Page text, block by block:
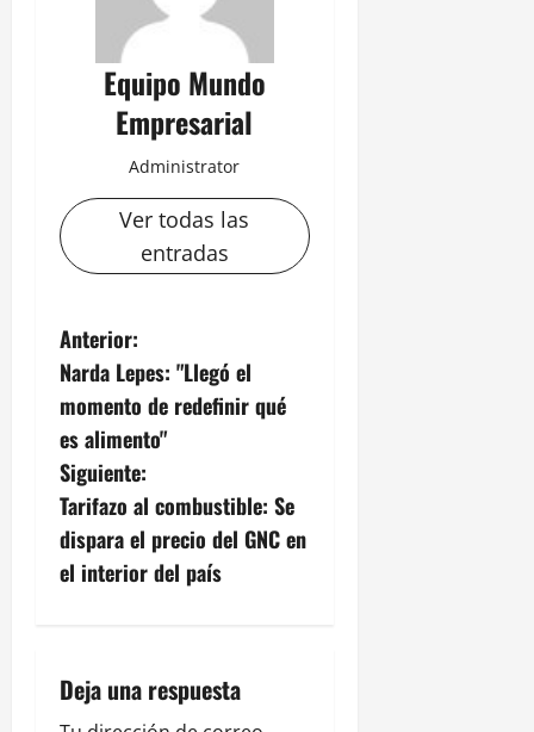
Equipo Mundo
Empresarial
Administrator
Ver todas las
entradas
N
a
v
e
g
a
i
Anterior:
Narda Lepes: "Llegó el
momento de redefinir qué
es alimento"
Siguiente:
Tarifazo al combustible: Se
dispara el precio del GNC en
el interior del país
Deja una respuesta